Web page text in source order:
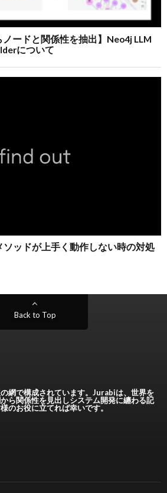
Back to Top
網で構成されています。Jurabiは、世界を
ら関係性を見出しシステム開発に纏わる記
のお役に立てれば幸いです。